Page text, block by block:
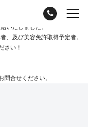
いたしました。
、及び美容免許取得予定者。
さい！
合せください。